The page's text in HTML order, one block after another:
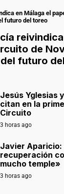
de
futuro
Jesús Yglesias
citan en la
Circuito
3 horas ago
Javier
recuperación
mucho temple»
3 horas ago